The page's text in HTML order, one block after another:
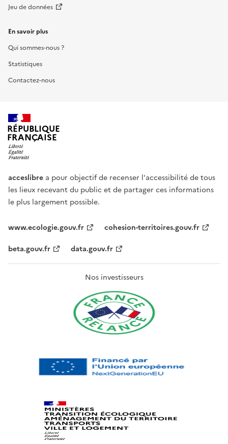
Jeu de données
En savoir plus
Qui sommes-nous ?
Statistiques
Contactez-nous
RÉPUBLIQUE
FRANÇAISE
acceslibre a pour objectif de recenser l'accessibilité de tous
les lieux recevant du public et de partager ces informations
le plus largement possible.
www.ecologie.gouv.fr
cohesion-territoires.gouv.fr
beta.gouv.fr
data.gouv.fr
Nos investisseurs